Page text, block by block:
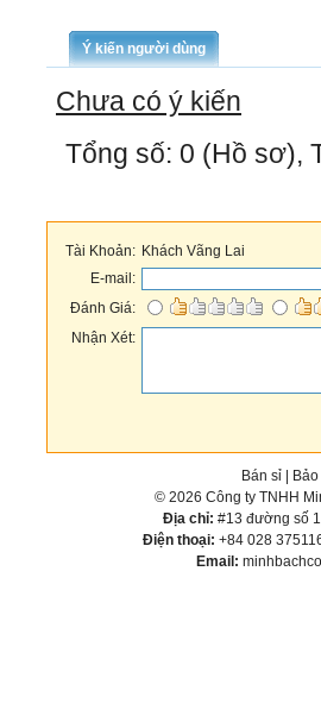
Ý kiến người dùng
Chưa có ý kiến
Tổng số: 0 (Hồ sơ),
Tài Khoản: Khách Vãng Lai
E-mail:
Đánh Giá:
Nhận Xét:
Bán sỉ
© 2026 Công ty TNHH
Địa chỉ: #13 đường số
Điện thoại: +84 028
Email: